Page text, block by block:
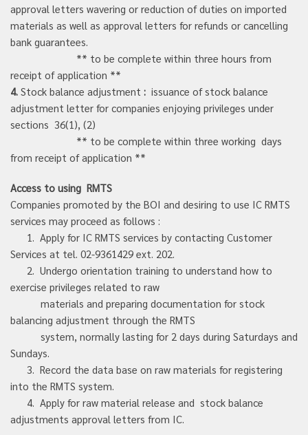
approval letters wavering or reduction of duties on imported
materials as well as approval letters for refunds or cancelling
bank guarantees.
** to be complete within three hours from
receipt of application **
4. Stock balance adjustment : issuance of stock balance
adjustment letter for companies enjoying privileges under
sections 36(1), (2)
** to be complete within three working days
from receipt of application **
Access to using RMTS
Companies promoted by the BOI and desiring to use IC RMTS
services may proceed as follows :
1. Apply for IC RMTS services by contacting Customer
Services at tel. 02-9361429 ext. 202.
2. Undergo orientation training to understand how to
exercise privileges related to raw
materials and preparing documentation for stock
balancing adjustment through the RMTS
system, normally lasting for 2 days during Saturdays and
Sundays.
3. Record the data base on raw materials for registering
into the RMTS system.
4. Apply for raw material release and stock balance
adjustments approval letters from IC.